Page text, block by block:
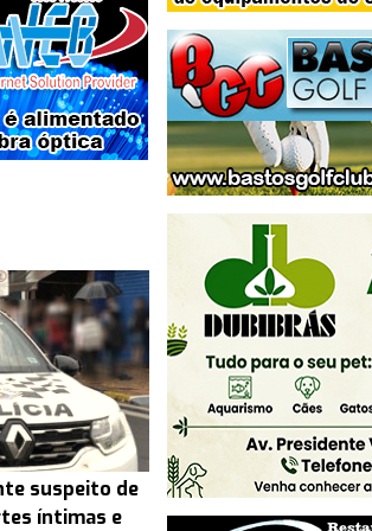
suspeito de
íntimas e